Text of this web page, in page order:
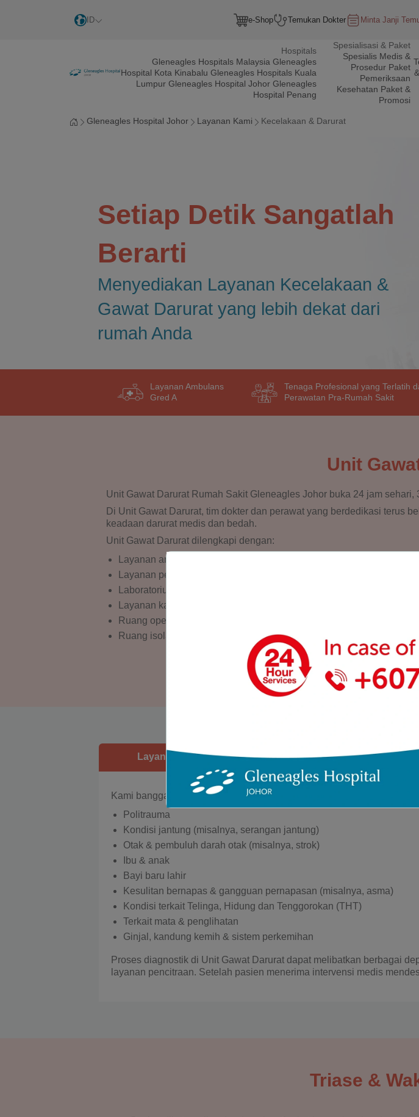
ID e-Shop Temukan Dokter Minta Janji
Hospitals
Gleneagles Hospitals Malaysia Gleneagles
Hospital Kota Kinabalu Gleneagles Hospitals Kuala
Lumpur Gleneagles Hospital Johor Gleneagles
Hospital Penang
Spesialisasi & Paket
Spesialis Medis &
Prosedur Paket
Pemeriksaan
Kesehatan Paket &
Promosi
Gleneagles Hospital Johor Layanan Kami Kecelakaan & Darurat
Setiap Detik Sangatlah
Berarti
Menyediakan Layanan Kecelakaan &
Gawat Darurat yang lebih dekat dari
rumah Anda
Layanan Ambulans
Gred A
Tenaga Profesional yang Terlatih
Perawatan Pra-Rumah Sakit
Unit
Unit Gawat Darurat Rumah Sakit Gleneagles Johor buka 24 jam
Di Unit Gawat Darurat, tim dokter dan perawat yang berdedikasi terus
keadaan darurat medis dan bedah.
Unit Gawat Darurat dilengkapi dengan:
Layanan ambulans Grade-A
Layanan pencitraan diagnostik (mis., MRI, CT scan, X-ray,
Laboratorium patologi
Layanan kateterisasi jantung
Ruang operasi
Ruang isolasi bertekanan negatif
Layanan Unit Gawat Darurat Fasilitas Unit
Kami bangga dengan kemampuan kami untuk menangani keadaan
Politrauma
Kondisi jantung (misalnya, serangan jantung)
Otak & pembuluh darah otak (misalnya, strok)
Ibu & anak
Bayi baru lahir
Kesulitan bernapas & gangguan pernapasan (misalnya, asma)
Kondisi terkait Telinga, Hidung dan Tenggorokan (THT)
Terkait mata & penglihatan
Ginjal, kandung kemih & sistem perkemihan
Proses diagnostik di Unit Gawat Darurat dapat melibatkan berbagai
layanan pencitraan. Setelah pasien menerima intervensi medis
Triase &